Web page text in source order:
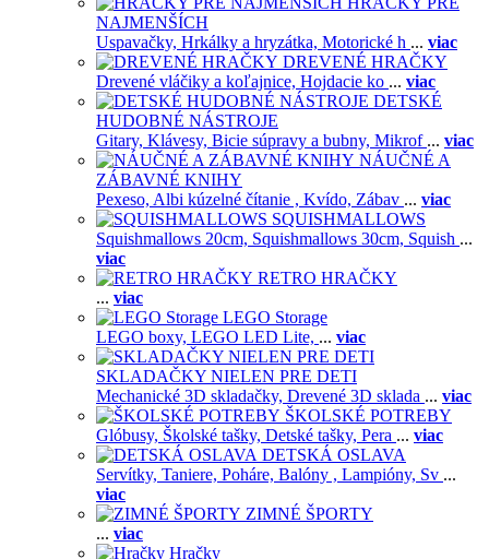
NAJMENŠÍCH
Uspavačky, Hrkálky a hryzátka, Motorické h ... viac
DREVENÉ HRAČKY
Drevené vláčiky a koľajnice, Hojdacie ko ... viac
DETSKÉ
HUDOBNÉ NÁSTROJE
Gitary, Klávesy, Bicie súpravy a bubny, Mikrof ... viac
NÁUČNÉ A
ZÁBAVNÉ KNIHY
Pexeso, Albi kúzelné čítanie , Kvído, Zábav ... viac
SQUISHMALLOWS
Squishmallows 20cm, Squishmallows 30cm, Squish ...
viac
RETRO HRAČKY
... viac
LEGO Storage
LEGO boxy, LEGO LED Lite, ... viac
SKLADAČKY NIELEN PRE DETI
Mechanické 3D skladačky, Drevené 3D sklada ... viac
ŠKOLSKÉ POTREBY
Glóbusy, Školské tašky, Detské tašky, Pera ... viac
DETSKÁ OSLAVA
Servítky, Taniere, Poháre, Balóny , Lampióny, Sv ...
viac
ZIMNÉ ŠPORTY
... viac
Hračky